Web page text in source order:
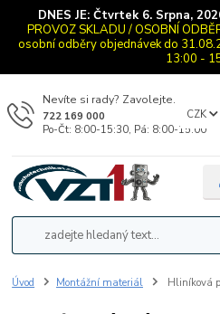
DNES JE: Čtvrtek 6. Srpna,
PROVOZ SKLADU / OSOBNÍ
osobní odběry objednávek do
13:00 -
CZK
Nevíte si rady? Zavolejte.
722 169 000
Po-Čt: 8:00-15:30, Pá: 8:00-15:00
Úvod Montážní materiál Hliníková